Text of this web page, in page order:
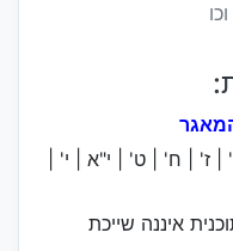
ז' | ח' | ט' | י"א | י' |
איננה שייכת